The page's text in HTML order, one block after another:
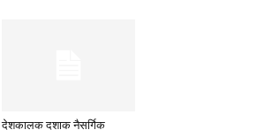
देशकालक दशाक नैसर्गिक